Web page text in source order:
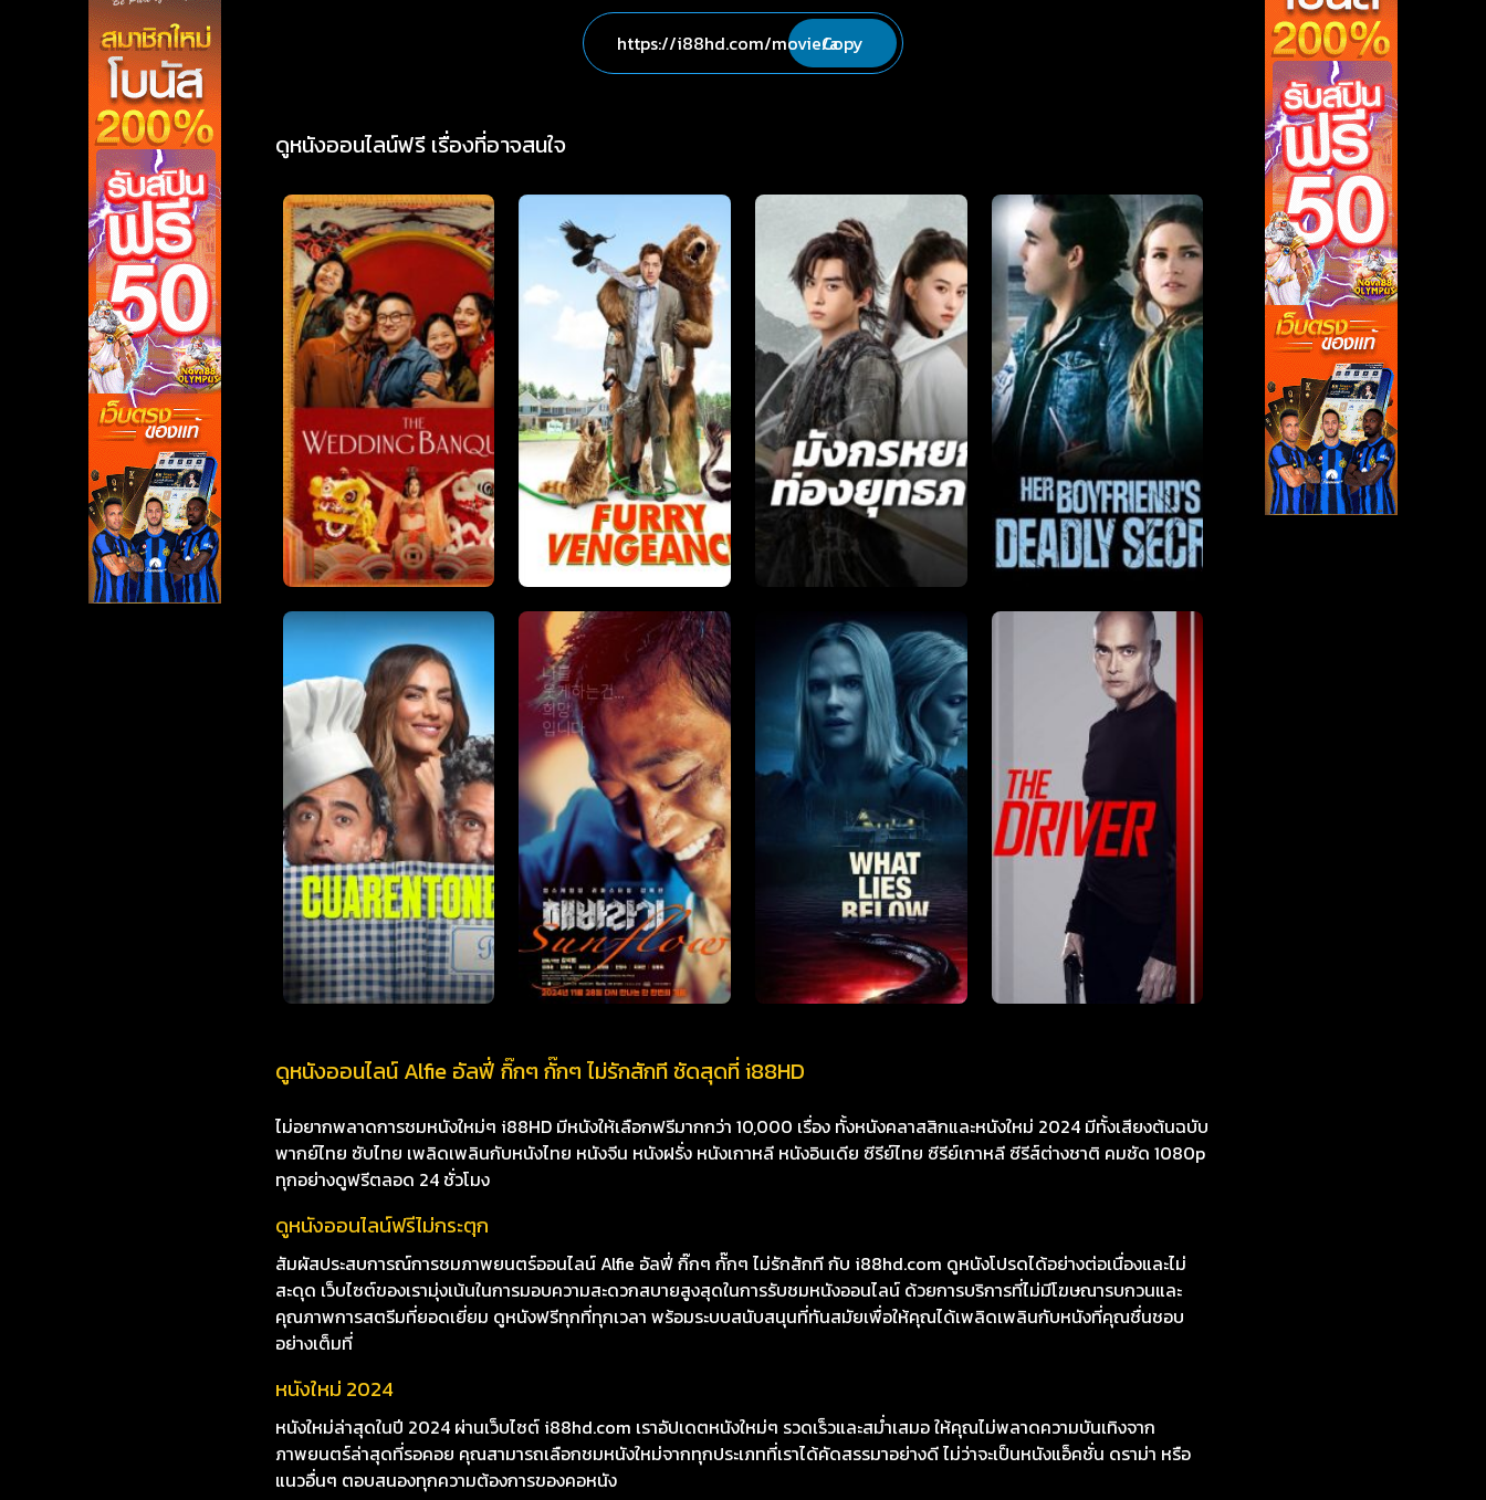
Copy
ดูหนังออนไลน์ฟรี เรื่องที่อาจสนใจ
ดูหนังออนไลน์ Alfie อัลฟี่ กิ๊กๆ กั๊กๆ ไม่รักสักที ชัดสุดที่ i88HD
ไม่อยากพลาดการชมหนังใหม่ๆ i88HD มีหนังให้เลือกฟรีมากกว่า 10,000 เรื่อง ทั้งหนังคลาสสิกและหนังใหม่ 2024 มีทั้งเสียงต้นฉบับ
พากย์ไทย ซับไทย เพลิดเพลินกับหนังไทย หนังจีน หนังฝรั่ง หนังเกาหลี หนังอินเดีย ซีรีย์ไทย ซีรีย์เกาหลี ซีรีส์ต่างชาติ คมชัด 1080p
ทุกอย่างดูฟรีตลอด 24 ชั่วโมง
ดูหนังออนไลน์ฟรีไม่กระตุก
สัมผัสประสบการณ์การชมภาพยนตร์ออนไลน์ Alfie อัลฟี่ กิ๊กๆ กั๊กๆ ไม่รักสักที กับ i88hd.com ดูหนังโปรดได้อย่างต่อเนื่องและไม่
สะดุด เว็บไซต์ของเรามุ่งเน้นในการมอบความสะดวกสบายสูงสุดในการรับชมหนังออนไลน์ ด้วยการบริการที่ไม่มีโฆษณารบกวนและ
คุณภาพการสตรีมที่ยอดเยี่ยม ดูหนังฟรีทุกที่ทุกเวลา พร้อมระบบสนับสนุนที่ทันสมัยเพื่อให้คุณได้เพลิดเพลินกับหนังที่คุณชื่นชอบ
อย่างเต็มที่
หนังใหม่ 2024
หนังใหม่ล่าสุดในปี 2024 ผ่านเว็บไซต์ i88hd.com เราอัปเดตหนังใหม่ๆ รวดเร็วและสม่ำเสมอ ให้คุณไม่พลาดความบันเทิงจาก
ภาพยนตร์ล่าสุดที่รอคอย คุณสามารถเลือกชมหนังใหม่จากทุกประเภทที่เราได้คัดสรรมาอย่างดี ไม่ว่าจะเป็นหนังแอ็คชั่น ดราม่า หรือ
แนวอื่นๆ ตอบสนองทุกความต้องการของคอหนัง